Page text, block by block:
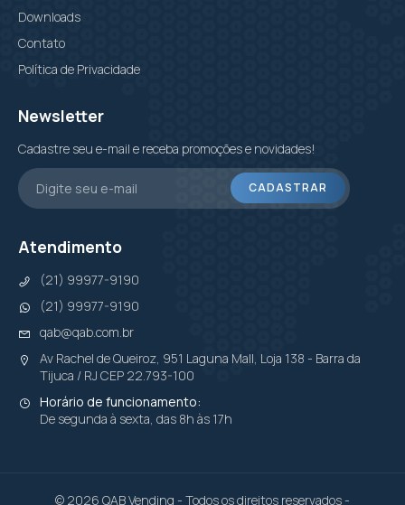
Downloads
Contato
Política de Privacidade
Newsletter
Cadastre seu e-mail e receba promoções e novidades!
CADASTRAR
Atendimento
(21) 99977-9190
(21) 99977-9190
qab@qab.com.br
Av Rachel de Queiroz, 951 Laguna Mall, Loja 138 - Barra da
Tijuca / RJ CEP 22.793-100
Horário de funcionamento:
De segunda à sexta, das 8h às 17h
© 2026 QAB Vending - Todos os direitos reservados -